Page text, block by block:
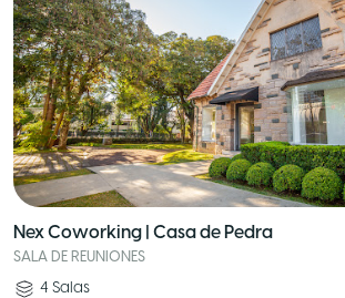
Nex Coworking | Casa de Pedra
SALA DE REUNIONES
4 Salas